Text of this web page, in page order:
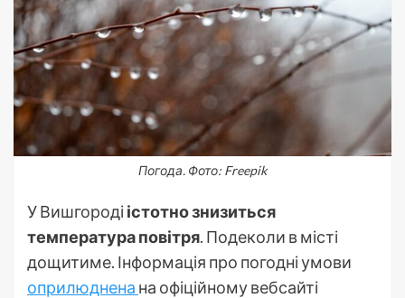
Погода. Фото: Freepik
У Вишгороді істотно знизиться
температура повітря. Подеколи в місті
дощитиме. Інформація про погодні умови
оприлюднена на офіційному вебсайті